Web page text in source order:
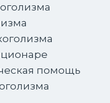
помощь